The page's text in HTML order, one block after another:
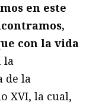
en este
con la vida
la
de la
XVI, la cual,